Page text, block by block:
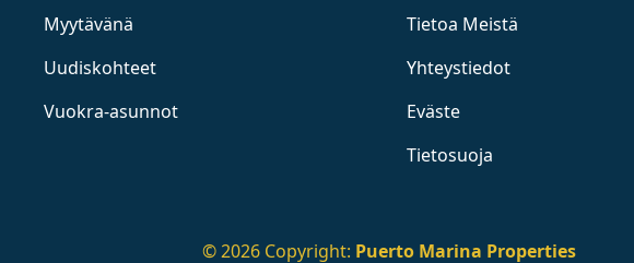
Myytävänä
Uudiskohteet
Vuokra-asunnot
Tietoa Meistä
Yhteystiedot
Eväste
Tietosuoja
© 2026 Copyright: Puerto Marina Properties